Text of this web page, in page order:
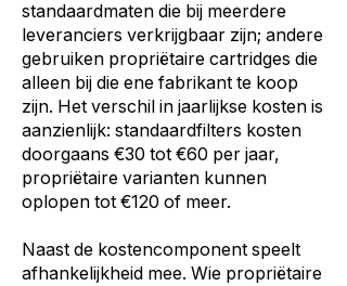
standaardmaten die bij meerdere
leveranciers verkrijgbaar zijn; andere
gebruiken propriëtaire cartridges die
alleen bij die ene fabrikant te koop
zijn. Het verschil in jaarlijkse kosten is
aanzienlijk: standaardfilters kosten
doorgaans €30 tot €60 per jaar,
propriëtaire varianten kunnen
oplopen tot €120 of meer.
Naast de kostencomponent speelt
afhankelijkheid mee. Wie propriëtaire